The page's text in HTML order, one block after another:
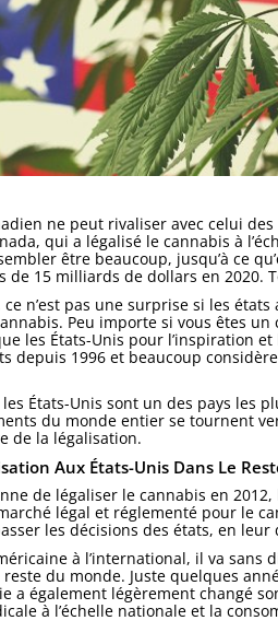
ne peut rivaliser avec celui
qui a légalisé le cannabis à
être beaucoup, jusqu’à ce
de 15 milliards de dollars en 2020.
n’est pas une surprise si les
Peu importe si vous êtes
les États-Unis pour l’inspiration
depuis 1996 et beaucoup
États-Unis sont un des pays les
du monde entier se tournent
de la légalisation.
Aux États-Unis Dans Le
de légaliser le cannabis en
légal et réglementé pour le
les décisions des états, en
à l’international, il va sans
du monde. Juste quelques
a également légèrement changé
à l’échelle nationale et la